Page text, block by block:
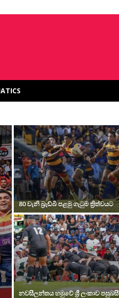
80 වැනි බ්‍රැඩ්බි පළමු ගැටුම ත්‍රිත්වයට
නවසීලන්තය හමුවේ ශ්‍රී ලංකාව පසුබසී